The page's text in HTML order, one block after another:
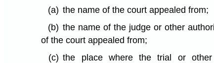
(a) the name of the court appealed from;
(b) the name of the judge or other
of the court appealed from;
(c) the place where the trial or